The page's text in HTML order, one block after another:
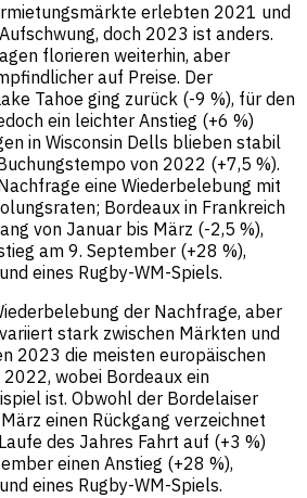
erlebten 2021 und
doch 2023 ist anders.
florieren weiterhin, aber
auf Preise. Der
Tahoe ging zurück (-9 %), für den
ein leichter Anstieg (+6 %)
in Wisconsin Dells blieben stabil
von 2022 (+7,5 %).
eine Wiederbelebung mit
Bordeaux in Frankreich
von Januar bis März (-2,5 %),
am 9. September (+28 %),
eines Rugby-WM-Spiels.
der Nachfrage, aber
stark zwischen Märkten und
2023 die meisten europäischen
wobei Bordeaux ein
ist. Obwohl der Bordelaiser
einen Rückgang verzeichnet
des Jahres Fahrt auf (+3 %)
einen Anstieg (+28 %),
eines Rugby-WM-Spiels.